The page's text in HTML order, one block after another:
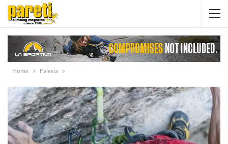
Home Falesia